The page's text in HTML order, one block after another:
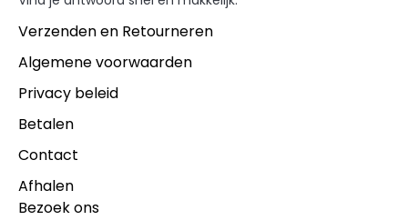
Verzenden en Retourneren
Algemene voorwaarden
Privacy beleid
Betalen
Contact
Afhalen
Bezoek ons